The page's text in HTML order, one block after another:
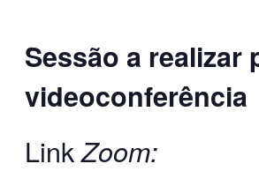
Sessão a realizar
videoconferência
LinkZoom: